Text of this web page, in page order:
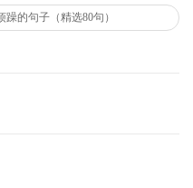
校坚持说普通话，上课不开
作业。
冲昏头脑。
的句子（精选80句）